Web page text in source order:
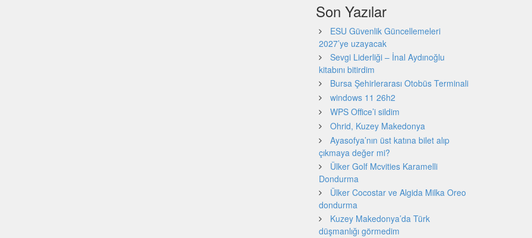
Son Yazılar
ESU Güvenlik Güncellemeleri
2027’ye uzayacak
Sevgi Liderliği – İnal Aydınoğlu
kitabını bitirdim
Bursa Şehirlerarası Otobüs Terminali
windows 11 26h2
WPS Office’i sildim
Ohrid, Kuzey Makedonya
Ayasofya’nın üst katına bilet alıp
çıkmaya değer mi?
Ülker Golf Mcvities Karamelli
Dondurma
Ülker Cocostar ve Algida Milka Oreo
dondurma
Kuzey Makedonya’da Türk
düşmanlığı görmedim